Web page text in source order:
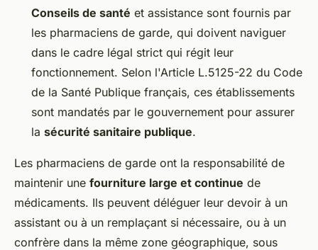
Conseils de santé et assistance sont fournis par
les pharmaciens de garde, qui doivent naviguer
dans le cadre légal strict qui régit leur
fonctionnement. Selon l'Article L.5125-22 du Code
de la Santé Publique français, ces établissements
sont mandatés par le gouvernement pour assurer
la sécurité sanitaire publique.
Les pharmaciens de garde ont la responsabilité de
maintenir une fourniture large et continue de
médicaments. Ils peuvent déléguer leur devoir à un
assistant ou à un remplaçant si nécessaire, ou à un
confrère dans la même zone géographique, sous